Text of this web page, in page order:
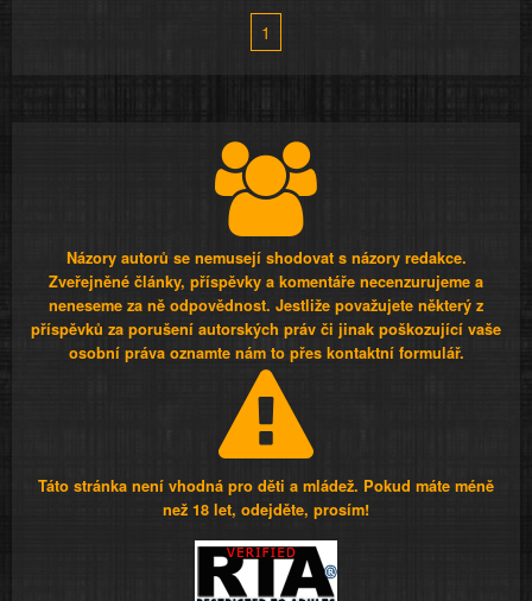
1
Názory autorů se nemusejí shodovat s názory redakce.
Zveřejněné články, příspěvky a komentáře necenzurujeme a
neneseme za ně odpovědnost. Jestliže považujete některý z
příspěvků za porušení autorských práv či jinak poškozující vaše
osobní práva oznamte nám to přes kontaktní formulář.
Táto stránka není vhodná pro děti a mládež. Pokud máte méně
než 18 let, odejděte, prosím!